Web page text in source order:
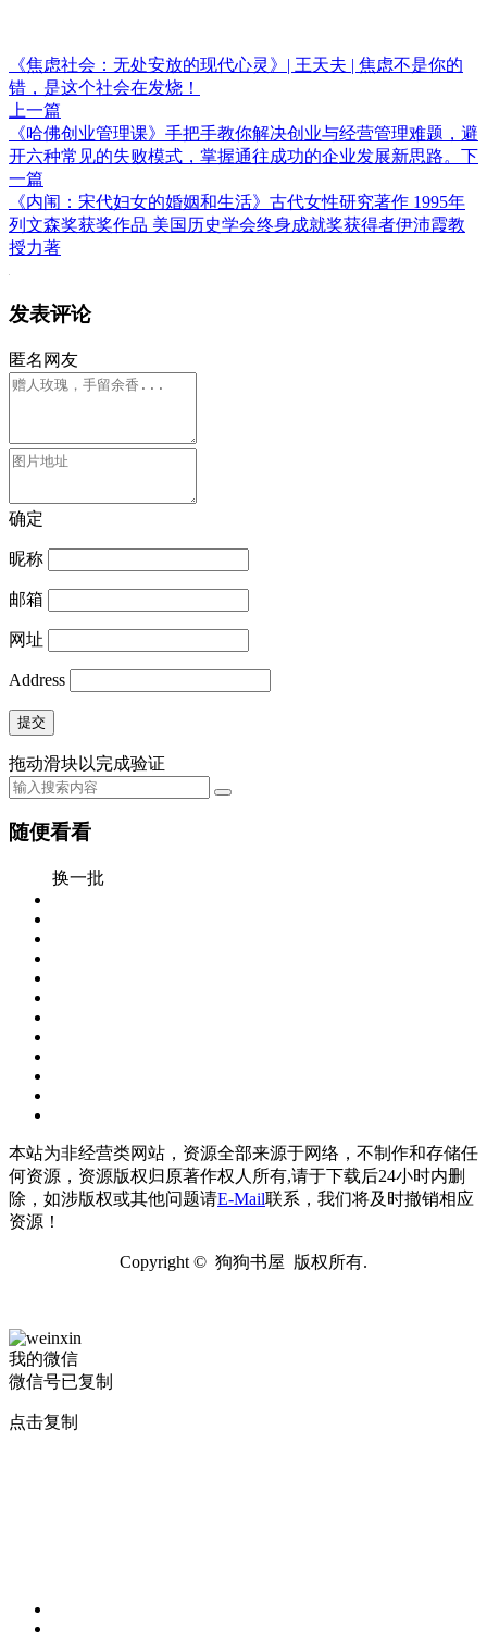
《焦虑社会：无处安放的现代心灵》| 王天夫 | 焦虑不是你的
错，是这个社会在发烧！
上一篇
《哈佛创业管理课》手把手教你解决创业与经营管理难题，避
开六种常见的失败模式，掌握通往成功的企业发展新思路。 下
一篇
《内闱：宋代妇女的婚姻和生活》古代女性研究著作 1995年
列文森奖获奖作品 美国历史学会终身成就奖获得者伊沛霞教
授力著
发表评论
匿名网友
确定
昵称
邮箱
网址
Address
提交
拖动滑块以完成验证
随便看看
换一批
本站为非经营类网站，资源全部来源于网络，不制作和存储任
何资源，资源版权归原著作权人所有,请于下载后24小时内删
除，如涉版权或其他问题请E-Mail联系，我们将及时撤销相应
资源！
Copyright © 狗狗书屋 版权所有.
我的微信
微信号已复制
点击复制